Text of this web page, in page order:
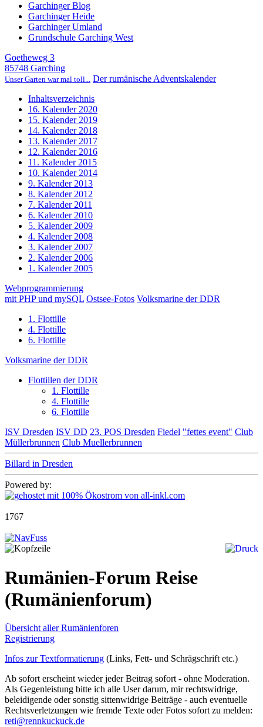
Garchinger Blog
Garchinger Heide
Garchinger Umland
Grundschule Garching West
Goetheweg 3
85748 Garching
Unser Garten war mal toll... Der rumänische Adventskalender
Inhaltsverzeichnis
16. Kalender 2020
15. Kalender 2019
14. Kalender 2018
13. Kalender 2017
12. Kalender 2016
11. Kalender 2015
10. Kalender 2014
9. Kalender 2013
8. Kalender 2012
7. Kalender 2011
6. Kalender 2010
5. Kalender 2009
4. Kalender 2008
3. Kalender 2007
2. Kalender 2006
1. Kalender 2005
Webprogrammierung
mit PHP und mySQL Ostsee-Fotos Volksmarine der DDR
1. Flottille
4. Flottille
6. Flottille
Volksmarine der DDR
Flottillen der DDR
1. Flottille
4. Flottille
6. Flottille
ISV Dresden ISV DD 23. POS Dresden Fiedel "fettes event" Club
Müllerbrunnen Club Muellerbrunnen
Billard in Dresden
Powered by:
1767
Rumänien-Forum Reise
(Rumänienforum)
Übersicht aller Rumänienforen
Registrierung
Infos zur Textformatierung (Links, Fett- und Schrägschrift etc.)
Ab sofort erscheint wieder jeder Beitrag sofort - ohne Moderation.
Als Gegenleistung bitte ich alle User darum, mir rechtswidrige,
beleidigende oder sonstig sittenwidrige Beiträge - auch eventuelle
Rechtsverletzungen wie fremde Texte oder Fotos sofort zu melden:
reti@rennkuckuck.de